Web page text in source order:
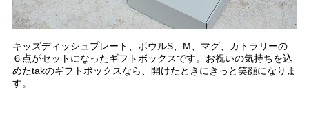
キッズディッシュプレート、ボウルS、M、マグ、カトラリーの
６点がセットになったギフトボックスです。お祝いの気持ちを込
めたtakのギフトボックスなら、開けたときにきっと笑顔になりま
す。